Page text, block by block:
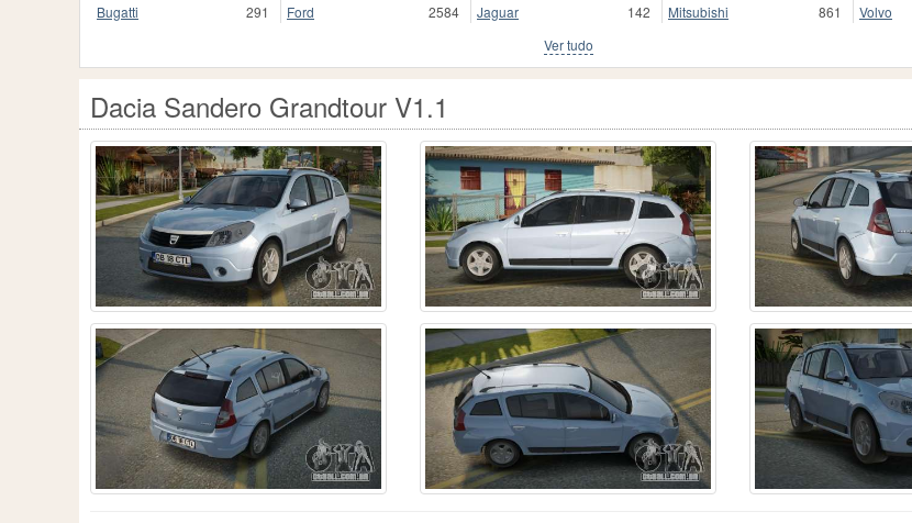
Bugatti
291
Ford
2584
Jaguar
142
Mitsubishi
861
Volvo
Ver tudo
Dacia Sandero Grandtour V1.1